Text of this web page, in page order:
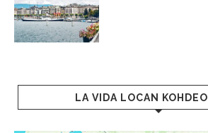
LA VIDA LOCAN